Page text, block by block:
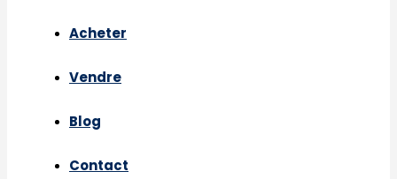
Acheter
Vendre
Blog
Contact